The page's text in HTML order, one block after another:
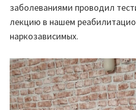
заболеваниями проводил
лекцию в нашем
наркозависимых.